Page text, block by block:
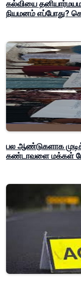
கல்வியை
நியமனம் எப்போது?
பல ஆண்டுகளாக
கண்டாவளை மக்கள்